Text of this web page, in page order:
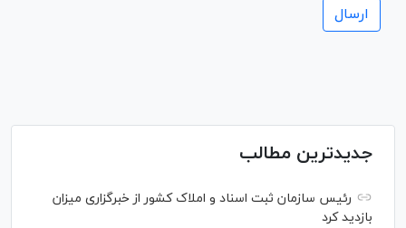
جدیدترین مطالب
رئیس سازمان ثبت اسناد و املاک کشور از خبرگزاری میزان
بازدید کرد